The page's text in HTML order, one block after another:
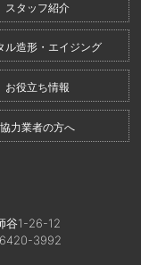
スタッフ紹介
ル造形・エイジング
お役立ち情報
協力業者の方へ
谷1-26-12
3992